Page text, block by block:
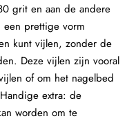
grit en aan de andere
prettige vorm
kunt vijlen, zonder de
Deze vijlen zijn vooral
of om het nagelbed
extra: de
worden om te